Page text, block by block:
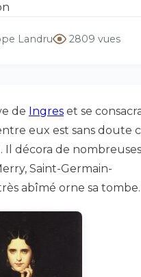
Landru 2809 vues
de Ingres et se
eux est sans doute
Il décora de nombreuses
Saint-Germain-
abîmé orne sa tombe.